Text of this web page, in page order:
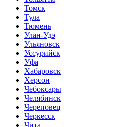
Томск
Тула
Тюмень
Улан-Удэ
Ульяновск
Уссурийск
Уфа
Хабаровск
Херсон
Чебоксары
Челябинск
Череповец
Черкесск
Чита